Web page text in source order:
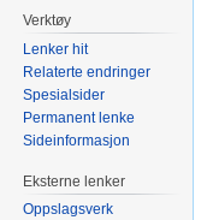
Verktøy
Lenker hit
Relaterte endringer
Spesialsider
Permanent lenke
Sideinformasjon
Eksterne lenker
Oppslagsverk